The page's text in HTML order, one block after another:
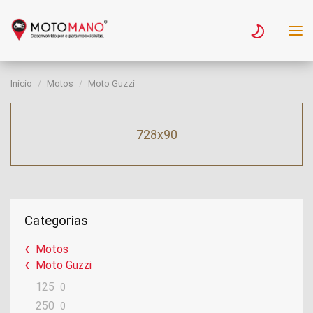
Início Motos Moto Guzzi
728x90
Categorias
Motos
Moto Guzzi
125
0
250 0